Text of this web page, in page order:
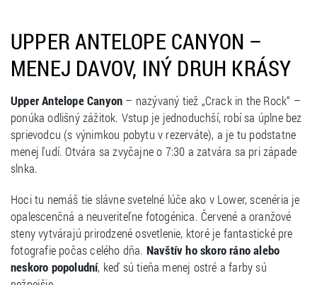
UPPER ANTELOPE CANYON –
MENEJ DAVOV, INÝ DRUH KRÁSY
Upper Antelope Canyon – nazývaný tiež „Crack in the Rock“ –
ponúka odlišný zážitok. Vstup je jednoduchší, robí sa úplne bez
sprievodcu (s výnimkou pobytu v rezerváte), a je tu podstatne
menej ľudí. Otvára sa zvyčajne o 7:30 a zatvára sa pri západe
slnka.
Hoci tu nemáš tie slávne svetelné lúče ako v Lower, scenéria je
opalescenčná a neuveriteľne fotogénica. Červené a oranžové
steny vytvárajú prirodzené osvetlenie, ktoré je fantastické pre
fotografie počas celého dňa. Navštív ho skoro ráno alebo
neskoro popoludní, keď sú tieňa menej ostré a farby sú